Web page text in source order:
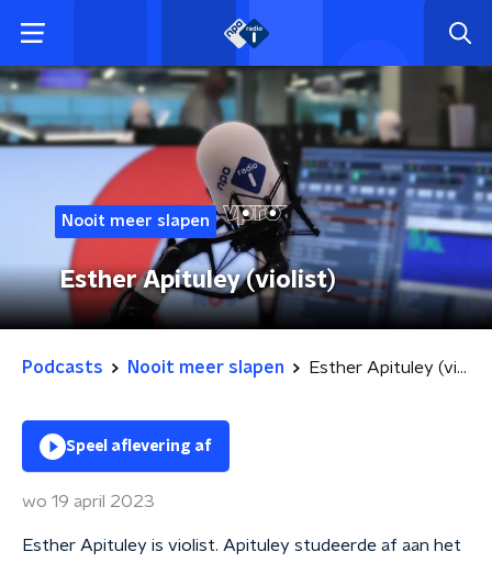
Nooit meer slapen
Esther Apituley (violist)
Podcasts Nooit meer slapen Esther Apituley (violist)
Speel aflevering af
wo 19 april 2023
Esther Apituley is violist. Apituley studeerde af aan het